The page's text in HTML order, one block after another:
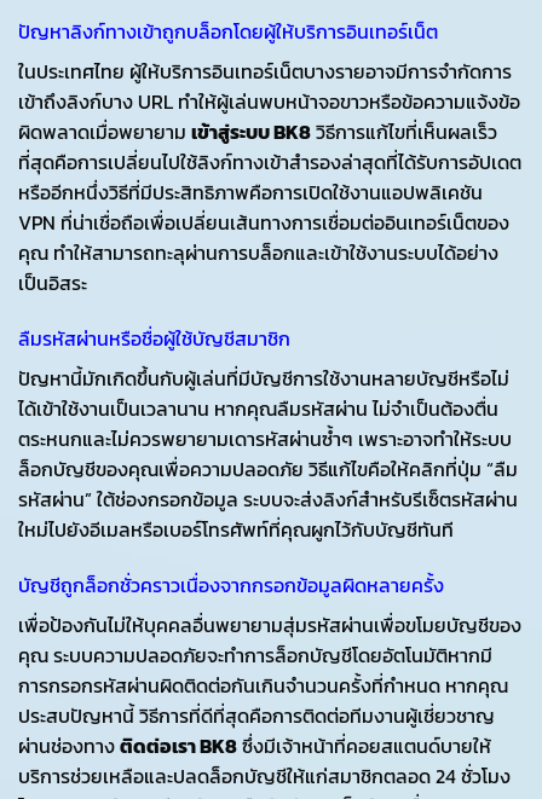
ปัญหาลิงก์ทางเข้าถูกบล็อกโดยผู้ให้บริการอินเทอร์เน็ต
ในประเทศไทย ผู้ให้บริการอินเทอร์เน็ตบางรายอาจมีการจำกัดการ
เข้าถึงลิงก์บาง URL ทำให้ผู้เล่นพบหน้าจอขาวหรือข้อความแจ้งข้อ
ผิดพลาดเมื่อพยายาม เข้าสู่ระบบ BK8วิธีการแก้ไขที่เห็นผลเร็ว
ที่สุดคือการเปลี่ยนไปใช้ลิงก์ทางเข้าสำรองล่าสุดที่ได้รับการอัปเดต
หรืออีกหนึ่งวิธีที่มีประสิทธิภาพคือการเปิดใช้งานแอปพลิเคชัน
VPN ที่น่าเชื่อถือเพื่อเปลี่ยนเส้นทางการเชื่อมต่ออินเทอร์เน็ตของ
คุณ ทำให้สามารถทะลุผ่านการบล็อกและเข้าใช้งานระบบได้อย่าง
เป็นอิสระ
ลืมรหัสผ่านหรือชื่อผู้ใช้บัญชีสมาชิก
ปัญหานี้มักเกิดขึ้นกับผู้เล่นที่มีบัญชีการใช้งานหลายบัญชีหรือไม่
ได้เข้าใช้งานเป็นเวลานาน หากคุณลืมรหัสผ่าน ไม่จำเป็นต้องตื่น
ตระหนกและไม่ควรพยายามเดารหัสผ่านซ้ำๆ เพราะอาจทำให้ระบบ
ล็อกบัญชีของคุณเพื่อความปลอดภัย วิธีแก้ไขคือให้คลิกที่ปุ่ม “ลืม
รหัสผ่าน” ใต้ช่องกรอกข้อมูล ระบบจะส่งลิงก์สำหรับรีเซ็ตรหัสผ่าน
ใหม่ไปยังอีเมลหรือเบอร์โทรศัพท์ที่คุณผูกไว้กับบัญชีทันที
บัญชีถูกล็อกชั่วคราวเนื่องจากกรอกข้อมูลผิดหลายครั้ง
เพื่อป้องกันไม่ให้บุคคลอื่นพยายามสุ่มรหัสผ่านเพื่อขโมยบัญชีของ
คุณ ระบบความปลอดภัยจะทำการล็อกบัญชีโดยอัตโนมัติหากมี
การกรอกรหัสผ่านผิดติดต่อกันเกินจำนวนครั้งที่กำหนด หากคุณ
ประสบปัญหานี้ วิธีการที่ดีที่สุดคือการติดต่อทีมงานผู้เชี่ยวชาญ
ผ่านช่องทางติดต่อเรา BK8ซึ่งมีเจ้าหน้าที่คอยสแตนด์บายให้
บริการช่วยเหลือและปลดล็อกบัญชีให้แก่สมาชิกตลอด 24 ชั่วโมง